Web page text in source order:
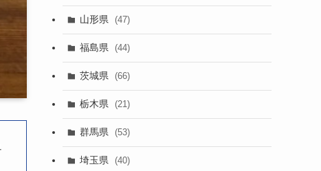
山形県 (47)
福島県 (44)
茨城県 (66)
栃木県 (21)
群馬県 (53)
埼玉県 (40)